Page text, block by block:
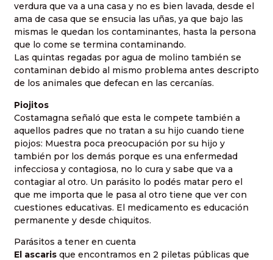
verdura que va a una casa y no es bien lavada, desde el
ama de casa que se ensucia las uñas, ya que bajo las
mismas le quedan los contaminantes, hasta la persona
que lo come se termina contaminando.
Las quintas regadas por agua de molino también se
contaminan debido al mismo problema antes descripto
de los animales que defecan en las cercanías.
Piojitos
Costamagna señaló que esta le compete también a
aquellos padres que no tratan a su hijo cuando tiene
piojos: Muestra poca preocupación por su hijo y
también por los demás porque es una enfermedad
infecciosa y contagiosa, no lo cura y sabe que va a
contagiar al otro. Un parásito lo podés matar pero el
que me importa que le pasa al otro tiene que ver con
cuestiones educativas. El medicamento es educación
permanente y desde chiquitos.
Parásitos a tener en cuenta
El ascaris que encontramos en 2 piletas públicas que